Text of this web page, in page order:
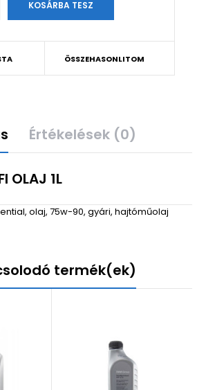
ÖSSZEHASONLITOM
Értékelések (0)
OLAJ 1L
, olaj, 75w-90, gyári, hajtóműolaj
termék(ek)